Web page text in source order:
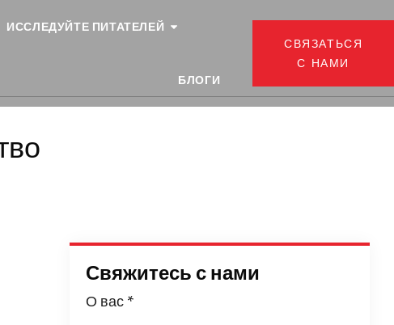
ИССЛЕДУЙТЕ ПИТАТЕЛЕЙ
БЛОГИ
СВЯЗАТЬСЯ
С НАМИ
Свяжитесь с нами
О вас *